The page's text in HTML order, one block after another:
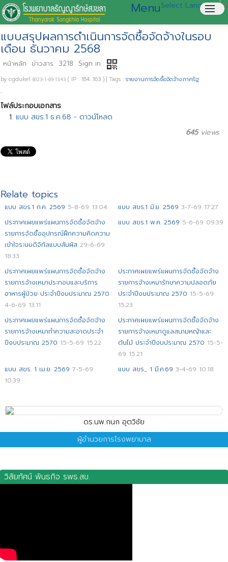
menu
MenuSelect Language▼
แบบสรุปผลการดำเนินการจัดซื้อจัดจ้างในรอบ
เดือน ธันวาคม 2568
หน้าหลัก ข่าวสาร 3218 Sign in qr_code
by cgduke1 @23-1-69 13.43 ( IP : 184...163 ) | Tags : รายงานการจัดซื้อจัดจ้างภาครัฐ
.
ไฟล์ประกอบเอกสาร
แบบ สขร.1 ธ.ค.68 - ดาวน์โหลด
645views
Relate topics
แบบ สขร.1 ก.ค. 2569 5-8-69 13.04 แบบ สขร.1 มิ.ย. 2569 3-7-69 17.27
ประกาศเผยแพร่แผนการจัดซื้อจัดจ้าง
รายการจัดซื้ออุปกรณ์ฝึกความคิดความ
เข้าใจระบบดิจิทัลแบบสัมผัส 29-6-69
18.33
แบบ สขร.1 พ.ค. 2569 5-6-69 09.39
ประกาศเผยแพร่แผนการจัดซื้อจัดจ้าง
รายการจ้างเหมาประกอบและบริการ
อาหารผู้ป่วย ประจำปีงบประมาณ 2570
4-6-69 13.11
ประกาศเผยแพร่แผนการจัดซื้อจัดจ้าง
รายการจ้างเหมารักษาความปลอดภัย
ประจำปีงบประมาณ 2570 15-5-69
15.23
ประกาศเผยแพร่แผนการจัดซื้อจัดจ้าง
รายการจ้างเหมาทำความสะอาดประจำ
ปีงบประมาณ 2570 15-5-69 15.22
ประกาศเผยแพร่แผนการจัดซื้อจัดจ้าง
รายการจ้างเหมาดูแลสนามหญ้าและ
ต้นไม้ ประจำปีงบประมาณ 2570 15-5-
69 15.21
แบบ สขร. 1 เม.ย. 2569 7-5-69
10.39
แบบ สขร_ 1 มี.ค.69 3-4-69 10.18
ดร.นพ.กนก อุตวิชัย
ผู้อำนวยการโรงพยาบาล
วิสัยทัศน์ พันธกิจ รพธ.สข.